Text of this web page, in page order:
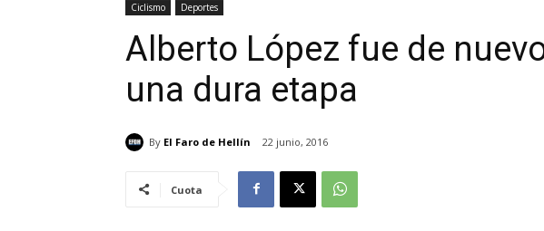
Ciclismo Deportes
Alberto López fue de
una dura etapa
By El Faro de Hellín 22 junio, 2016
Cuota